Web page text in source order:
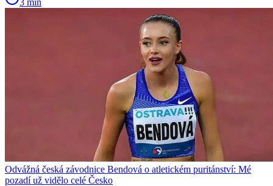
3 min
Odvážná česká závodnice Bendová o atletickém puritánství: Mé
pozadí už vidělo celé Česko